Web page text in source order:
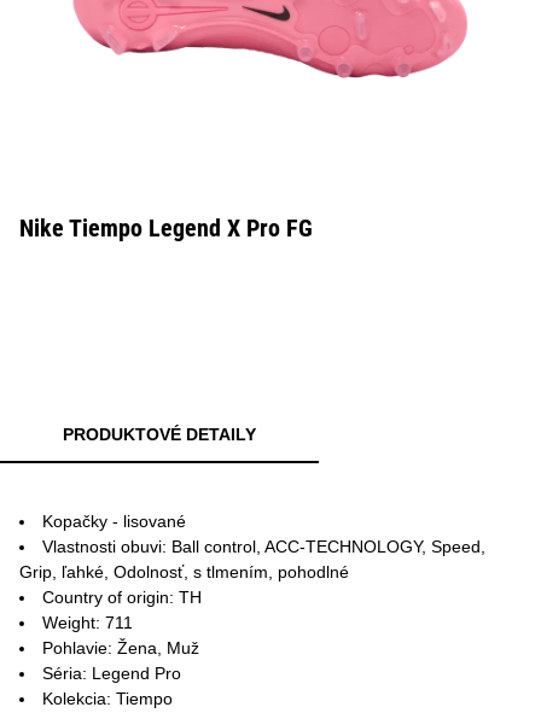
Nike Tiempo Legend X Pro FG
PRODUKTOVÉ DETAILY
Kopačky - lisované
Vlastnosti obuvi: Ball control, ACC-TECHNOLOGY, Speed,
Grip, ľahké, Odolnosť, s tlmením, pohodlné
Country of origin: TH
Weight: 711
Pohlavie: Žena, Muž
Séria: Legend Pro
Kolekcia: Tiempo